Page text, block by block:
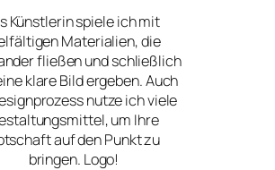
Künstlerin spiele ich mit
Materialien, die
fließen und schließlich
klare Bild ergeben. Auch
nutze ich viele
um Ihre
auf den Punkt zu
bringen. Logo!